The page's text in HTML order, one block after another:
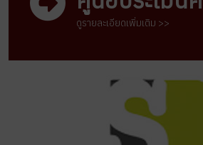
ดูรายละเอียดเพิ่มเติม >>